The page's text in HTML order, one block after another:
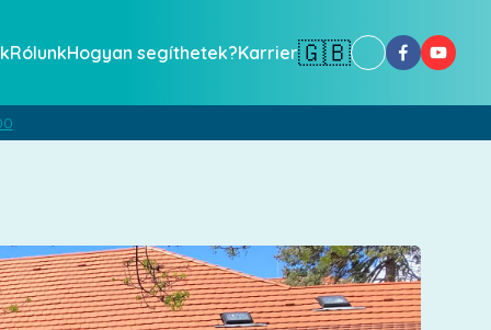
RólunkHogyan segíthetek?Karrier🇬🇧